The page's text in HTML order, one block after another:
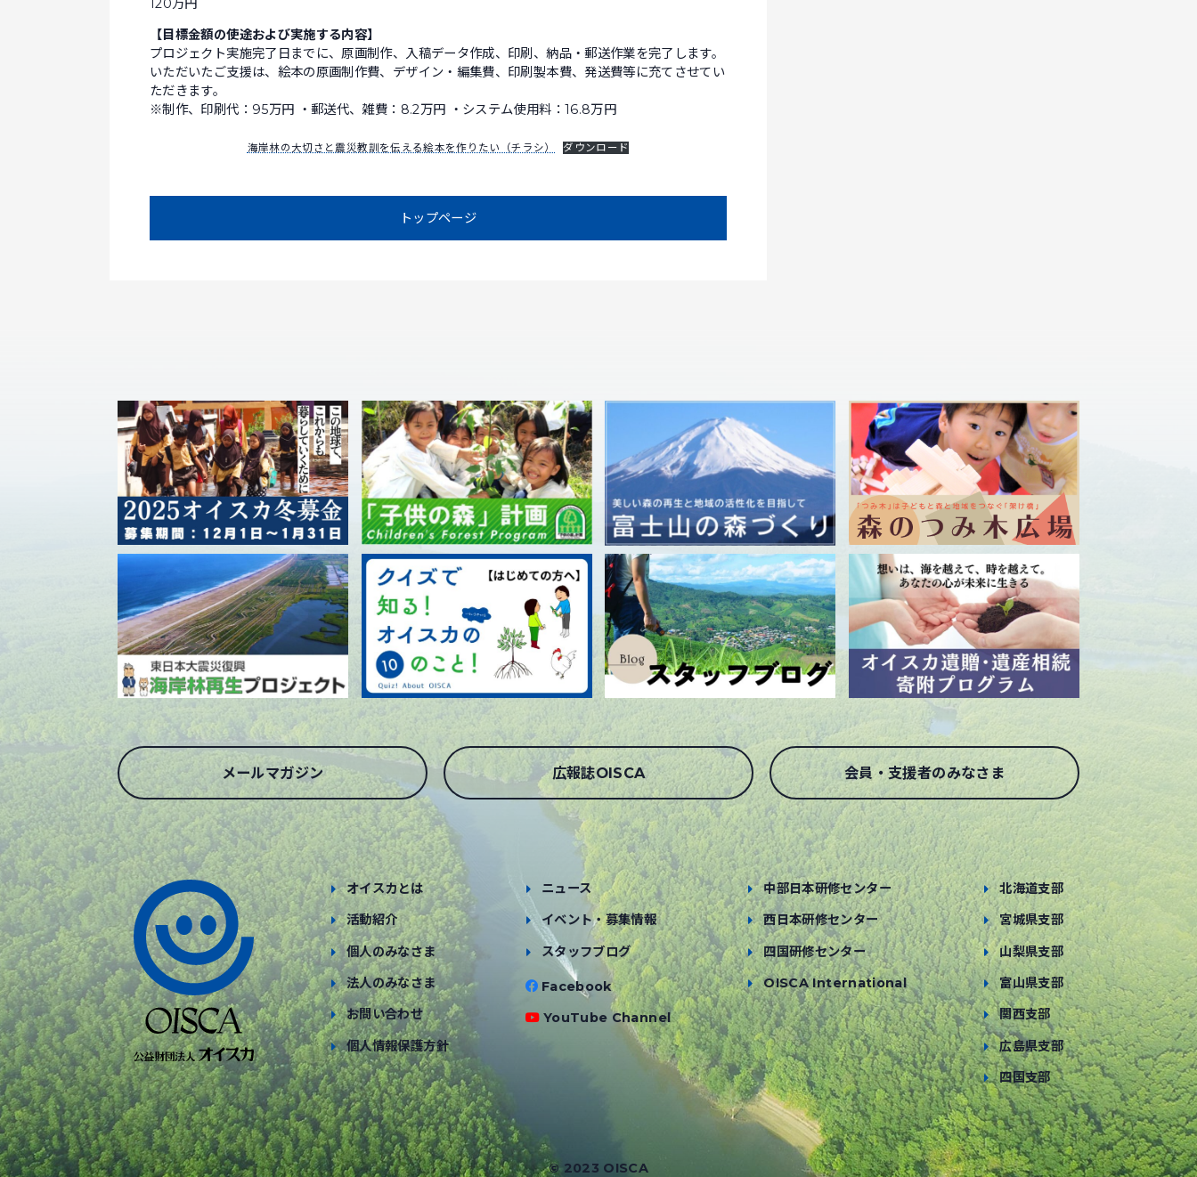
【目標金額の使途および実施する内容】
プロジェクト実施完了日までに、原画制作、入稿データ作成、印刷、納品・郵送作業を完了します。
いただいたご支援は、絵本の原画制作費、デザイン・編集費、印刷製本費、発送費等に充てさせてい
ただきます。
※制作、印刷代：95万円 ・郵送代、雑費：8.2万円 ・システム使用料：16.8万円
海岸林の大切さと震災教訓を伝える絵本を作りたい（チラシ） ダウンロード
トップページ
メールマガジン 広報誌OISCA 会員・支援者のみなさま
オイスカとは
活動紹介
個人のみなさま
法人のみなさま
お問い合わせ
個人情報保護方針
ニュース
イベント・募集情報
スタッフブログ
Facebook
YouTube Channel
中部日本研修センター
西日本研修センター
四国研修センター
OISCA International
北海道支部
宮城県支部
山梨県支部
富山県支部
関西支部
広島県支部
四国支部
© 2023 OISCA